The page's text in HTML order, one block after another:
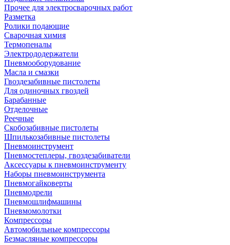
Прочее для электросварочных работ
Разметка
Ролики подающие
Сварочная химия
Термопеналы
Электрододержатели
Пневмооборудование
Масла и смазки
Гвоздезабивные пистолеты
Для одиночных гвоздей
Барабанные
Отделочные
Реечные
Скобозабивные пистолеты
Шпилькозабивные пистолеты
Пневмоинструмент
Пневмостеплеры, гвоздезабиватели
Аксессуары к пневмоинструменту
Наборы пневмоинструмента
Пневмогайковерты
Пневмодрели
Пневмошлифмашины
Пневмомолотки
Компрессоры
Автомобильные компрессоры
Безмасляные компрессоры